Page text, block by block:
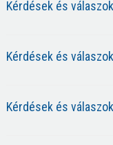
Kérdések és
Kérdések és
Kérdések és